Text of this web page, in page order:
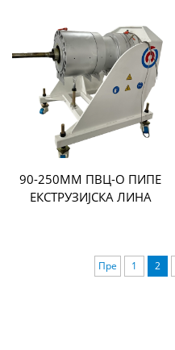
90-250ММ ПВЦ-О ПИПЕ
ЕКСТРУЗИЈСКА ЛИНА
Пре 1 2